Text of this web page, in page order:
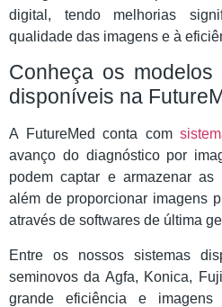
digital, tendo melhorias
qualidade das imagens e à
Conheça os
disponíveis na
A FutureMed conta com
avanço do diagnóstico por
podem captar e armazenar as
além de proporcionar imagens
através de softwares de última
Entre os nossos sistemas
seminovos da Agfa, Konica,
grande eficiência e